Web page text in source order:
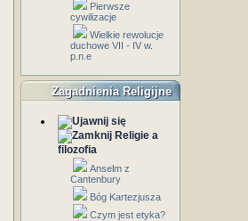
Pierwsze
cywilizacje
Wielkie rewolucje
duchowe VII - IV w.
p.n.e
Zagadnienia Religijne
Religie a
filozofia
Anselm z
Cantenbury
Bóg Kartezjusza
Czym jest etyka?